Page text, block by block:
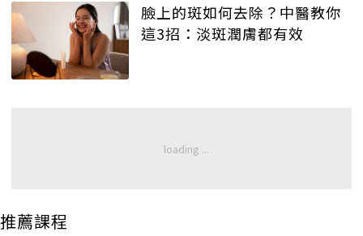
臉上的斑如何去除？中醫教你
這3招：淡斑潤膚都有效
推薦課程